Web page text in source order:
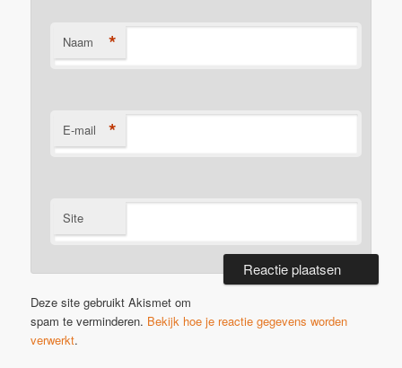
Naam *
E-mail *
Site
Deze site gebruikt Akismet om
spam te verminderen. Bekijk hoe je reactie gegevens worden
verwerkt.